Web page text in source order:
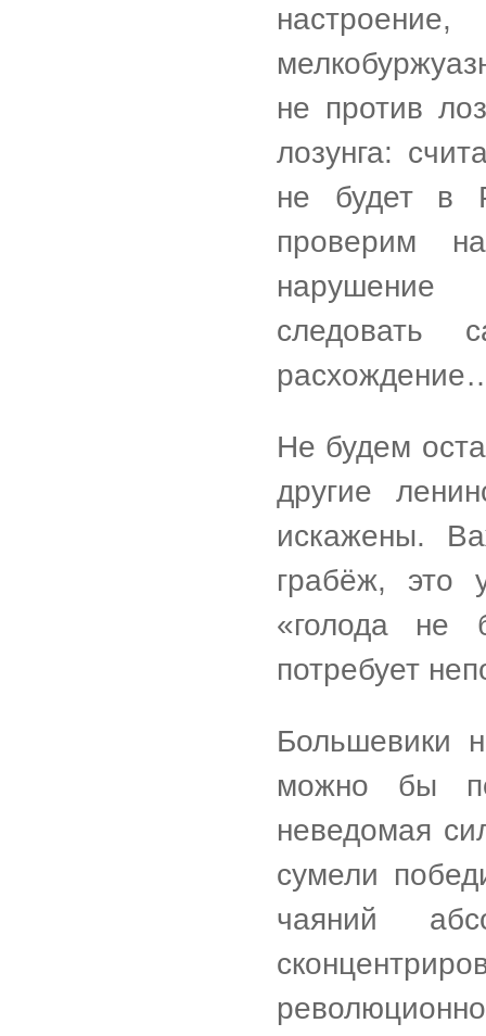
не против
лозунга:
не будет в
проверим
нарушение
следовать
Не будем
другие
искажены.
грабёж, это
«голода не
потребует
Большевики
можно бы
неведомая
сумели
чаяний